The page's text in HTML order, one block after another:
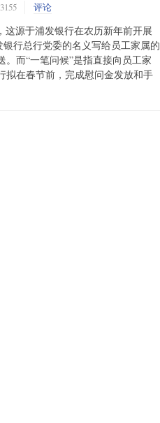
评论
源于浦发银行在农历新年前开展
行总行党委的名义写给员工家属的
而“一笔问候”是指直接向员工家
拟在春节前，完成慰问金发放和手